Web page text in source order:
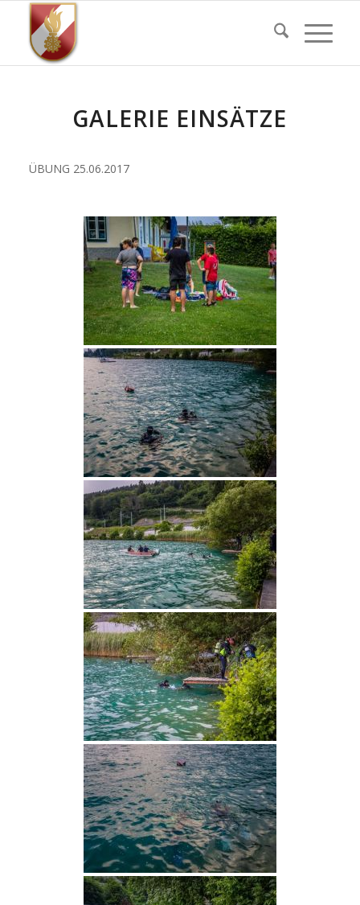
GALERIE EINSÄTZE
ÜBUNG 25.06.2017